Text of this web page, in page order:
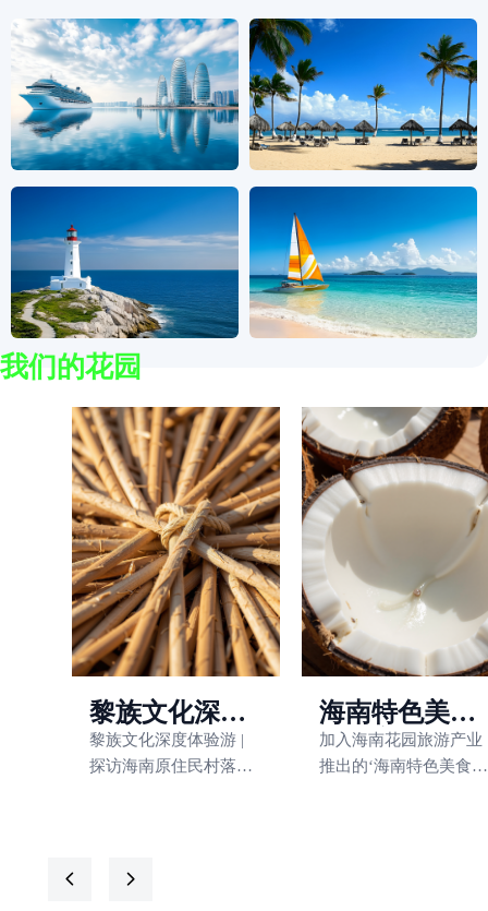
查看更多
我们的花园
黎族文化深度
体验游
黎族文化深度体验游 |
探访海南原住民村落，
之旅！
海南特色美食
发现之旅
加入海南花园旅游产业
推出的‘海南特色美食发
넳 넲